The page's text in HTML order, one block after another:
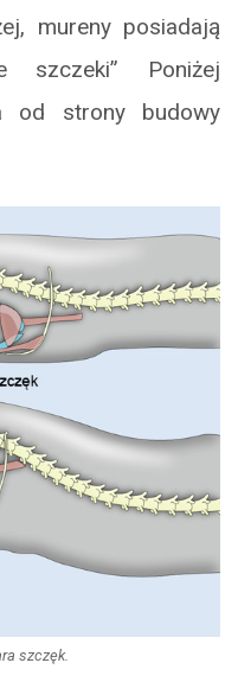
mureny posiadają
szczeki” Poniżej
od strony budowy
szczęk.